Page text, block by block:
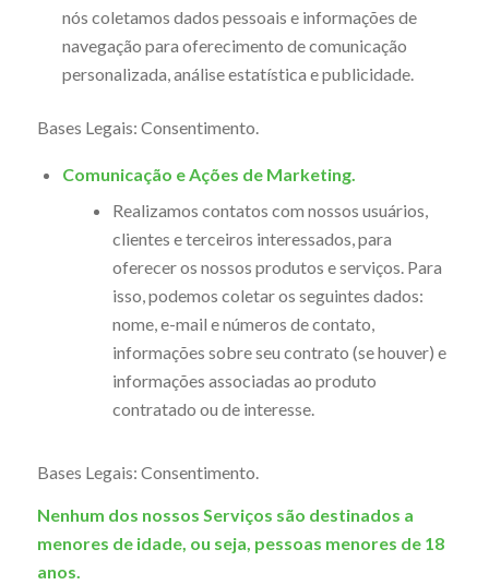
nós coletamos dados pessoais e informações de
navegação para oferecimento de comunicação
personalizada, análise estatística e publicidade.
Bases Legais: Consentimento.
Comunicação e Ações de Marketing.
Realizamos contatos com nossos usuários,
clientes e terceiros interessados, para
oferecer os nossos produtos e serviços. Para
isso, podemos coletar os seguintes dados:
nome, e-mail e números de contato,
informações sobre seu contrato (se houver) e
informações associadas ao produto
contratado ou de interesse.
Bases Legais: Consentimento.
Nenhum dos nossos Serviços são destinados a
menores de idade, ou seja, pessoas menores de 18
anos.